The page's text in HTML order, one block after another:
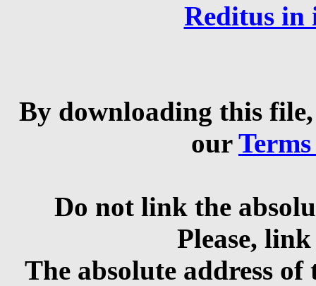
Reditus in
By downloading this
our
Do not link the
Please,
The absolute address